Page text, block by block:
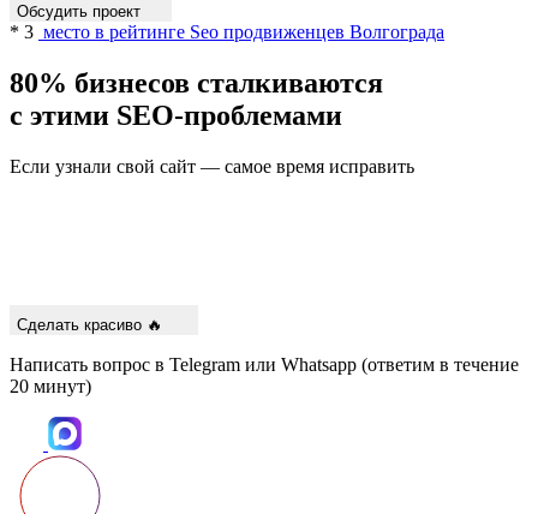
Обсудить проект
* 3 место в рейтинге Seo продвиженцев Волгограда
80% бизнесов сталкиваются
с этими SEO-проблемами
Если узнали свой сайт — самое время исправить
Сделать красиво 🔥
Написать вопрос в Telegram или Whatsapp (ответим в течение
20 минут)